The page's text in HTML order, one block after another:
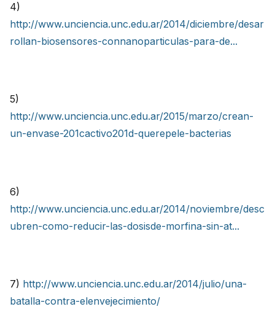
4)
http://www.unciencia.unc.edu.ar/2014/diciembre/desar
rollan-biosensores-connanoparticulas-para-de...
5)
http://www.unciencia.unc.edu.ar/2015/marzo/crean-
un-envase-201cactivo201d-querepele-bacterias
6)
http://www.unciencia.unc.edu.ar/2014/noviembre/desc
ubren-como-reducir-las-dosisde-morfina-sin-at...
7) http://www.unciencia.unc.edu.ar/2014/julio/una-
batalla-contra-elenvejecimiento/